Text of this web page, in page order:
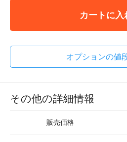
カートに入
オプションの値
その他の詳細情報
販売価格